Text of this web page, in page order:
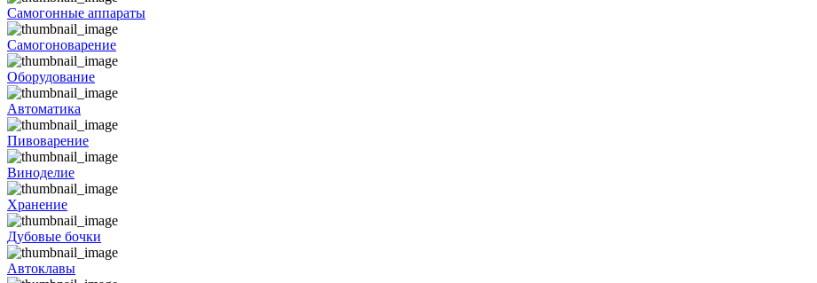
Самогонные аппараты
Самогоноварение
Оборудование
Автоматика
Пивоварение
Виноделие
Хранение
Дубовые бочки
Автоклавы